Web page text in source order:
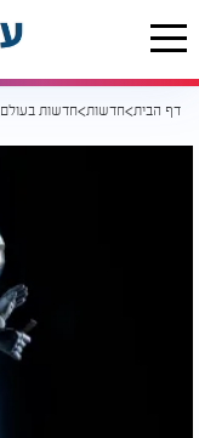
דף הבית חדשות חדשות בעולם